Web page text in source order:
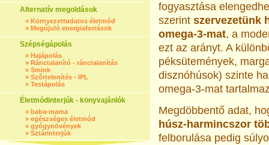
Alternatív megoldások
» Környezettudatos életmód
» Megújuló energiaforrások
Szépségápolás
» Hajápolás
» Ránctalanító - ránctalanítás
» Smink
» Szőrtelenítés - IPL
» Testápolás
Életmódinterjúk - könyvajánlók
» baba-mama
» egészséges életmód
» gyógynövények
» Sztárinterjúk
fogyasztása
szerint szervezetünk
omega-3-mat, a
ezt az arányt. A
péksütemények,
disznóhúsok) szinte
omega-3-mat
Megdöbbentő adat,
húsz-harmincszor
felborulása pedig